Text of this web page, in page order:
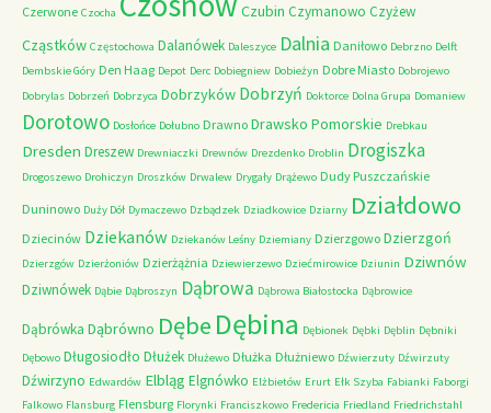
Czerwone Czocha Czubin Czymanowo Czyżew
Cząstków Częstochowa Dalanówek Daleszyce Dalnia Daniłowo Debrzno Delft
Dembskie Góry Den Haag Depot Derc Dobiegniew Dobieżyn Dobre Miasto Dobrojewo
Dobrylas Dobrzeń Dobrzyca Dobrzyków Dobrzyń Doktorce Dolna Grupa Domaniew
Dorotowo Dosłońce Dołubno Drawno Drawsko Pomorskie Drebkau
Dresden Dreszew Drewniaczki Drewnów Drezdenko Droblin Drogiszka
Drogoszewo Drohiczyn Droszków Drwalew Drygały Drążewo Dudy Puszczańskie
Duninowo Duży Dół Dymaczewo Dzbądzek Dziadkowice Dziarny Działdowo
Dziecinów Dziekanów Dziekanów Leśny Dziemiany Dzierzgowo Dzierzgoń
Dzierzgów Dzierżoniów Dzierżążnia Dziewierzewo Dziećmirowice Dziunin Dziwnów
Dziwnówek Dąbie Dąbroszyn Dąbrowa Dąbrowa Białostocka Dąbrowice
Dąbrówka Dąbrówno Dębe Dębina Dębionek Dębki Dęblin Dębniki
Dębowo Długosiodło Dłużek Dłużewo Dłużka Dłużniewo Dźwierzuty Dźwirzuty
Dźwirzyno Edwardów Elbląg Elgnówko Elżbietów Erurt Ełk Szyba Fabianki Faborgi
Falkowo Flansburg Flensburg Florynki Franciszkowo Fredericia Friedland Friedrichstahl